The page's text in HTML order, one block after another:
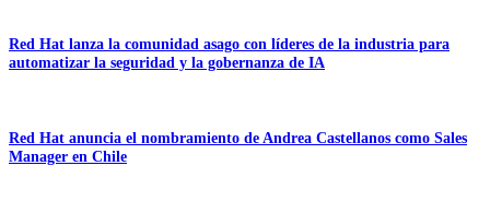
Red Hat lanza la comunidad asago con líderes de la industria para
automatizar la seguridad y la gobernanza de IA
Red Hat anuncia el nombramiento de Andrea Castellanos como Sales
Manager en Chile